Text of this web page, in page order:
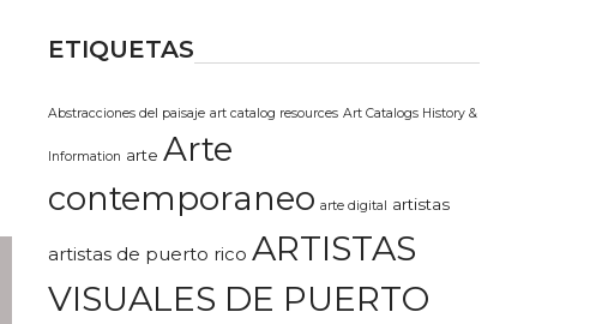
ETIQUETAS
Abstracciones del paisaje art catalog resources Art Catalogs History &
Information arte Arte
contemporaneo arte digital artistas
artistas de puerto rico ARTISTAS
VISUALES DE PUERTO